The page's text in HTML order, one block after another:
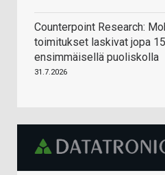
Counterpoint Research:
toimitukset laskivat jopa
ensimmäisellä puoliskolla
31.7.2026